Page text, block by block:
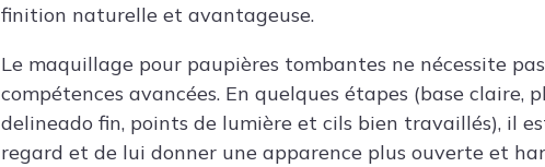
finition naturelle et avantageuse.
Le maquillage pour paupières tombantes ne nécessite
compétences avancées. En quelques étapes (base claire,
delineado fin, points de lumière et cils bien travaillés), il
regard et de lui donner une apparence plus ouverte et